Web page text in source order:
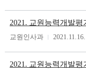
교원인사과 2021.11.16.